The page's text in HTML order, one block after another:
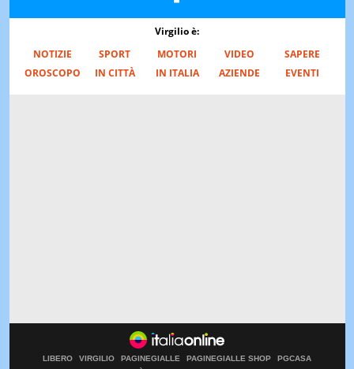
Virgilio è:
NOTIZIE
SPORT MOTORI VIDEO
SAPERE
OROSCOPO
IN CITTÀ IN ITALIA AZIENDE EVENTI
LIBERO VIRGILIO PAGINEGIALLE PAGINEGIALLE SHOP
PGCASA